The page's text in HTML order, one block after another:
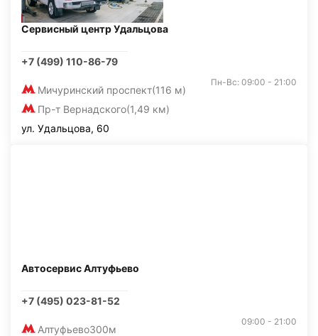
Сервисный центр Удальцова
+7 (499) 110-86-79
Мичуринский проспект(116 м)
Пр-т Вернадского(1,49 км)
Пн-Вс: 09:00 - 21:00
ул. Удальцова, 60
Автосервис Алтуфьево
+7 (495) 023-81-52
Алтуфьево300м
09:00 - 21:00